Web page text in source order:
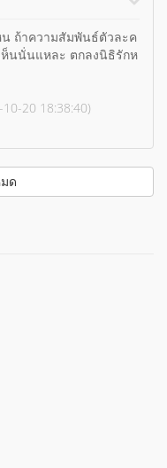
ถ้าความสัมพันธ์ตัวละค
ห็นนั่นแหละ ตกลงนิธิรักห
20 18:38:40)
ด